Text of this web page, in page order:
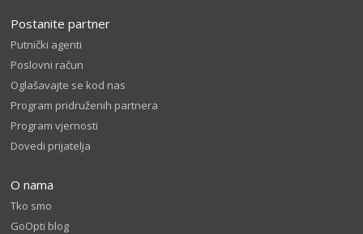
Postanite partner
Putnički agenti
Poslovni račun
Oglašavajte se kod nas
Program pridruženih partnera
Program vjernosti
Dovedi prijatelja
O nama
Tko smo
GoOpti blog